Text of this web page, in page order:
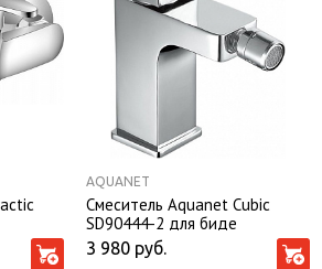
AQUANET
Смеситель Aquanet Cubic
SD90444-2 для биде
3 980 руб.